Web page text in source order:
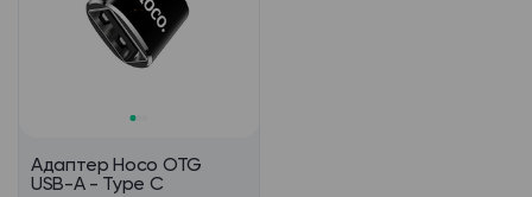
Адаптер Hoco OTG
USB-A - Type C